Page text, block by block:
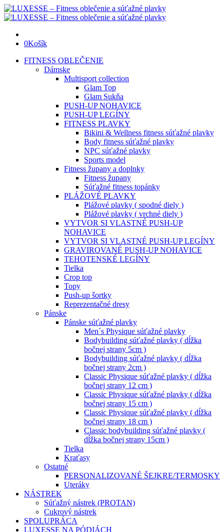
0Košík
FITNESS OBLEČENIE
Dámske
Multisport collection
Glam Top
Glam Sukňa
PUSH-UP NOHAVICE
PUSH-UP LEGÍNY
FITNESS PLAVKY
Bikini & Wellness fitness súťažné plavky
Body fitness súťažné plavky
NPC súťažné plavky
Sports model
Fitness župany a doplnky
Fitness župany
Súťažné fitness topánky
PLÁŽOVÉ PLAVKY
Plážové plavky ( spodné diely )
Plážové plavky ( vrchné diely )
VYTVOR SI VLASTNÉ PUSH-UP
NOHAVICE
VYTVOR SI VLASTNÉ PUSH-UP LEGÍNY
GRAVIROVANÉ PUSH-UP NOHAVICE
TEHOTENSKÉ LEGÍNY
Tielka
Crop top
Topy
Push-up šortky
Reprezentačné dresy
Pánske
Pánske súťažné plavky
Men´s Physique súťažné plavky
Bodybuilding súťažné plavky ( dĺžka
bočnej strany 5cm )
Bodybuilding súťažné plavky ( dĺžka
bočnej strany 2cm )
Classic Physique súťažné plavky ( dĺžka
bočnej strany 12 cm )
Classic Physique súťažné plavky ( dĺžka
bočnej strany 15 cm )
Classic Physique súťažné plavky ( dĺžka
bočnej strany 18 cm )
Classic bodybuilding súťažné plavky (
dĺžka bočnej strany 15cm )
Tielka
Kraťasy
Ostatné
PERSONALIZOVANÉ ŠEJKRE/TERMOSKY
Uteráky
NÁSTREK
Súťažný nástrek (PROTAN)
Cukrový nástrek
SPOLUPRÁCA
LUXESSE NA PÓDIÁCH